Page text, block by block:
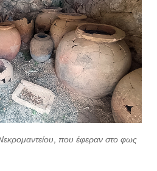
που έφεραν στο φως